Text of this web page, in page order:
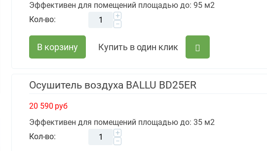
Эффективен для помещений площадью до: 95 м2
Кол-во:
+
−
В корзину Купить в один клик
Осушитель воздуха BALLU BD25ER
20 590 руб
Эффективен для помещений площадью до: 35 м2
Кол-во:
+
−